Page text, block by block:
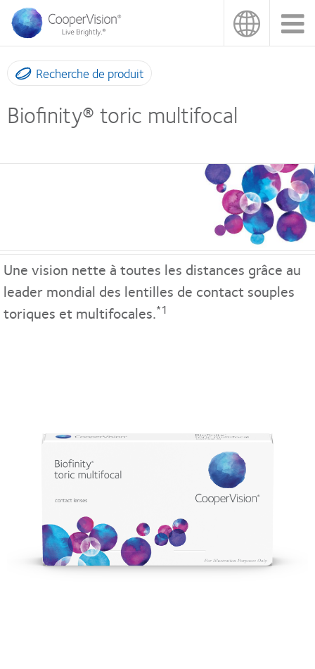
contenu
principal
Recherche de produit
Biofinity® toric multifocal
Une vision nette à toutes les distances grâce au
leader mondial des lentilles de contact souples
toriques et multifocales.*1